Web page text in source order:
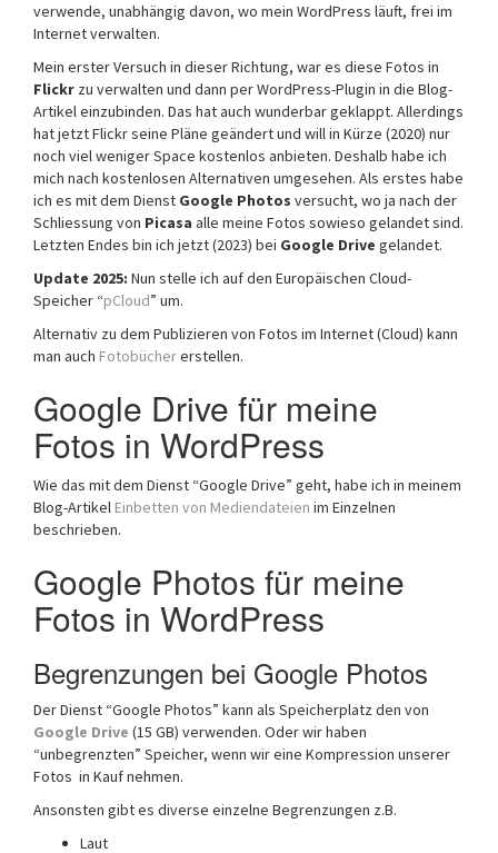
verwende, unabhängig davon, wo mein WordPress läuft, frei im
Internet verwalten.
Mein erster Versuch in dieser Richtung, war es diese Fotos in
Flickr zu verwalten und dann per WordPress-Plugin in die Blog-
Artikel einzubinden. Das hat auch wunderbar geklappt. Allerdings
hat jetzt Flickr seine Pläne geändert und will in Kürze (2020) nur
noch viel weniger Space kostenlos anbieten. Deshalb habe ich
mich nach kostenlosen Alternativen umgesehen. Als erstes habe
ich es mit dem Dienst Google Photos versucht, wo ja nach der
Schliessung von Picasa alle meine Fotos sowieso gelandet sind.
Letzten Endes bin ich jetzt (2023) bei Google Drive gelandet.
Update 2025: Nun stelle ich auf den Europäischen Cloud-
Speicher “pCloud” um.
Alternativ zu dem Publizieren von Fotos im Internet (Cloud) kann
man auch Fotobüchererstellen.
Google Drive für meine
Fotos in WordPress
Wie das mit dem Dienst “Google Drive” geht, habe ich in meinem
Blog-Artikel Einbetten von Mediendateien im Einzelnen
beschrieben.
Google Photos für meine
Fotos in WordPress
Begrenzungen bei Google Photos
Der Dienst “Google Photos” kann als Speicherplatz den von
Google Drive (15 GB) verwenden. Oder wir haben
“unbegrenzten” Speicher, wenn wir eine Kompression unserer
Fotos in Kauf nehmen.
Ansonsten gibt es diverse einzelne Begrenzungen z.B.
Laut